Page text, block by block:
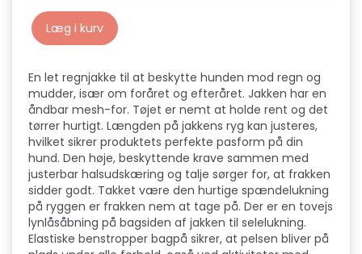
Læg i kurv
En let regnjakke til at beskytte hunden mod regn og
mudder, især om foråret og efteråret. Jakken har en
åndbar mesh-for. Tøjet er nemt at holde rent og det
tørrer hurtigt. Længden på jakkens ryg kan justeres,
hvilket sikrer produktets perfekte pasform på din
hund. Den høje, beskyttende krave sammen med
justerbar halsudskæring og talje sørger for, at frakken
sidder godt. Takket være den hurtige spændelukning
på ryggen er frakken nem at tage på. Der er en tovejs
lynlåsåbning på bagsiden af ​​jakken til selelukning.
Elastiske benstropper bagpå sikrer, at pelsen bliver på